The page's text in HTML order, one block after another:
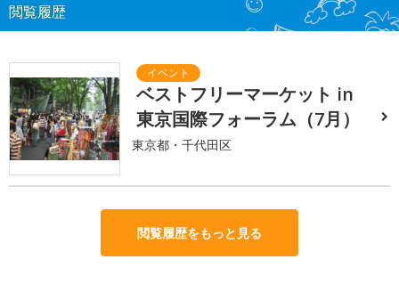
閲覧履歴
ベストフリーマーケット in
東京国際フォーラム（7月）
東京都・千代田区
閲覧履歴をもっと見る